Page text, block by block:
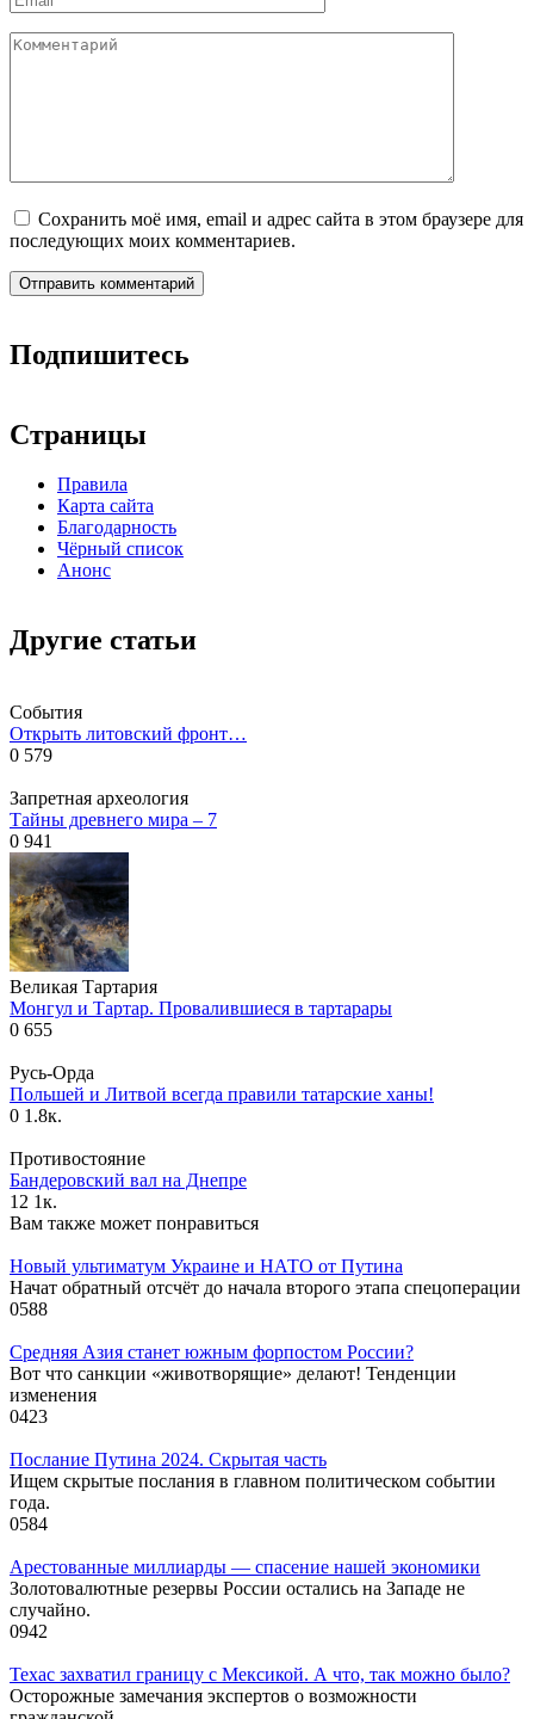
*
Комментарий
Сохранить моё имя, email и адрес сайта в этом браузере для
последующих моих комментариев.
Подпишитесь
Страницы
Правила
Карта сайта
Благодарность
Чёрный список
Анонс
Другие статьи
События
Открыть литовский фронт…
0 579
Запретная археология
Тайны древнего мира – 7
0 941
Великая Тартария
Монгул и Тартар. Провалившиеся в тартарары
0 655
Русь-Орда
Польшей и Литвой всегда правили татарские ханы!
0 1.8к.
Противостояние
Бандеровский вал на Днепре
12 1к.
Вам также может понравиться
Новый ультиматум Украине и НАТО от Путина
Начат обратный отсчёт до начала второго этапа спецоперации
0588
Средняя Азия станет южным форпостом России?
Вот что санкции «животворящие» делают! Тенденции
изменения
0423
Послание Путина 2024. Скрытая часть
Ищем скрытые послания в главном политическом событии
года.
0584
Арестованные миллиарды — спасение нашей экономики
Золотовалютные резервы России остались на Западе не
случайно.
0942
Техас захватил границу с Мексикой. А что, так можно было?
Осторожные замечания экспертов о возможности